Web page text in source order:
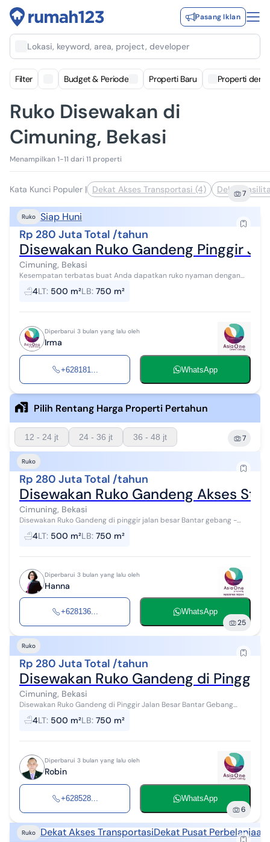
Pasang Iklan
Lokasi, keyword, area, project, developer
Filter Budget & Periode Properti Baru Properti
Ruko Disewakan di
Cimuning, Bekasi
Menampilkan 1-11 dari 11 properti
Kata Kunci Populer | Dekat Akses Transportasi (4) Dekat7
Ruko Siap Huni
Rp 280 Juta Total /tahun
Disewakan Ruko Gandeng Pinggir
Cimuning, Bekasi
Kesempatan terbatas buat Anda dapatkan ruko nyaman dengan
return investasi tinggi di Cimuning, Bekasi. Ruko ini menawarkan
lokasi yang strategis s...
4LT: 500 m²LB: 750 m²
Diperbarui 3 bulan yang lalu oleh
Irma
+628181... WhatsApp
Pilih Rentang Harga Properti Pertahun
12 - 24 jt 24 - 36 jt 36 - 48 jt 7
Ruko
Rp 280 Juta Total /tahun
Disewakan Ruko Gandeng Akses
Cimuning, Bekasi
Disewakan Ruko Gandeng di pinggir jalan besar Bantar gebang -
Setu, Cimuning, Mustikajaya Bekasi Luas Tanah: 500.m Luas
Bangunan :750.m² Banguna...
4LT: 500 m²LB: 750 m²
Diperbarui 3 bulan yang lalu oleh
Hanna
+628136... WhatsApp
25
Ruko
Rp 280 Juta Total /tahun
Disewakan Ruko Gandeng di Pinggir
Cimuning, Bekasi
Disewakan Ruko Gandeng di Pinggir Jalan Besar Bantar Gebang
Setu, Cimuning, Mustikajaya Bekasi Luas Tanah: 500.m Luas
Bangunan :750.m² Bangunan ...
4LT: 500 m²LB: 750 m²
Diperbarui 3 bulan yang lalu oleh
Robin
+628528... WhatsApp
6
Ruko Dekat Akses TransportasiDekat Pusat Perbelanjaan